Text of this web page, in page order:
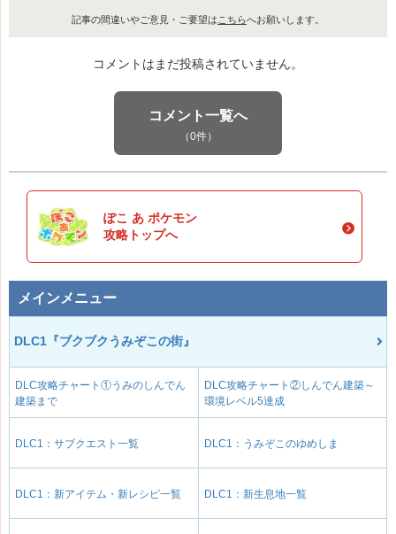
記事の間違いやご意見・ご要望は こちらへお願いします。
コメントはまだ投稿されていません。
コメント一覧へ
（0件）
ぽこ あ ポケモン
攻略トップへ
メインメニュー
DLC1『ブクブクうみぞこの街』
DLC攻略チャート①うみのしんでん
建築まで
DLC攻略チャート②しんでん建築～
環境レベル5達成
DLC1：サブクエスト一覧 DLC1：うみぞこのゆめしま
DLC1：新アイテム・新レシピ一覧 DLC1：新生息地一覧